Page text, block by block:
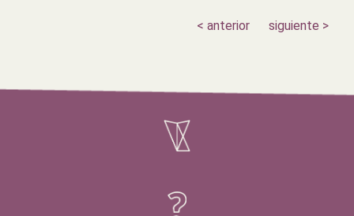
< anterior siguiente >